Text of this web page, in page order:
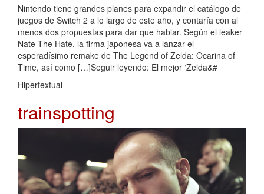
Nintendo tiene grandes planes para expandir el catálogo de
juegos de Switch 2 a lo largo de este año, y contaría con al
menos dos propuestas para dar que hablar. Según el leaker
Nate The Hate, la firma japonesa va a lanzar el
esperadísimo remake de The Legend of Zelda: Ocarina of
Time, así como […]Seguir leyendo: El mejor ‘Zelda&#
Hipertextual
trainspotting